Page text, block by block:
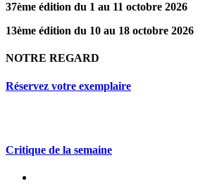
37ème édition du 1 au 11 octobre 2026
13ème édition du 10 au 18 octobre 2026
NOTRE REGARD
Réservez votre exemplaire
Critique de la semaine